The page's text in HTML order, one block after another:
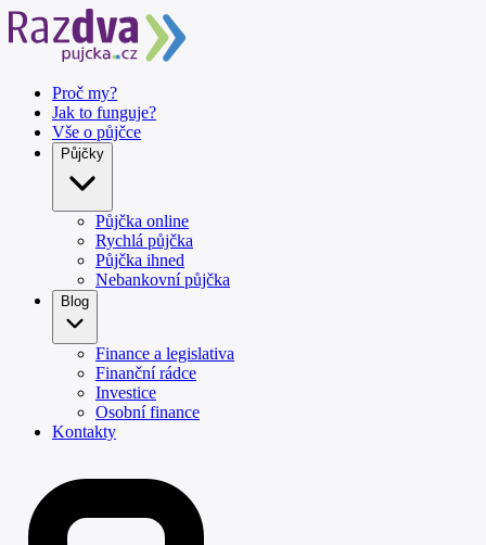
Proč my?
Jak to funguje?
Vše o půjčce
Půjčky
Půjčka online
Rychlá půjčka
Půjčka ihned
Nebankovní půjčka
Blog
Finance a legislativa
Finanční rádce
Investice
Osobní finance
Kontakty